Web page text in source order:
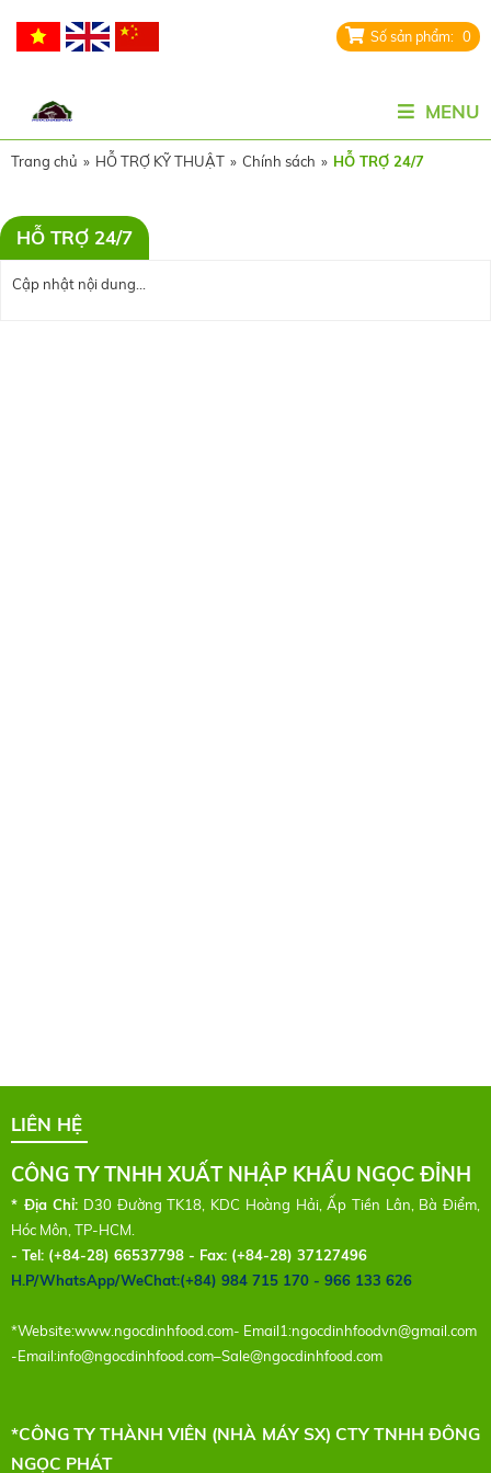
0
MENU
Trang chủ » HỖ TRỢ KỸ THUẬT » Chính sách » HỖ TRỢ 24/7
HỖ TRỢ 24/7
Cập nhật nội dung...
LIÊN HỆ
CÔNG TY TNHH XUẤT NHẬP KHẨU NGỌC ĐỈNH
* Địa Chỉ: D30 Đường TK18, KDC Hoàng Hải, Ấp Tiền Lân, Bà Điểm,
Hóc Môn, TP-HCM.
- Tel: (+84-28) 66537798 - Fax: (+84-28) 37127496
H.P/WhatsApp/WeChat:(+84) 984 715 170 - 966 133 626
*Website:www.ngocdinhfood.com- Email1:ngocdinhfoodvn@gmail.com
-Email:info@ngocdinhfood.com–Sale@ngocdinhfood.com
*CÔNG TY THÀNH VIÊN (NHÀ MÁY SX) CTY TNHH ĐÔNG
NGỌC PHÁT